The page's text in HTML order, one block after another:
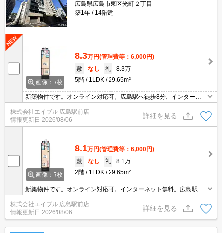
広島県広島市東区光町２丁目
築1年
14階建
画像：7枚
8.3万円(管理費等：6,000円)
敷
なし 礼
8.3万
5階
1LDK 29.65m²
新築物件です。オンライン対応可。広島駅へ徒歩8分。インターネ
場月550円。バイク置場月3,300円。内見可能。
株式会社エイブル 広島駅前店
情報更新日 2026/08/06
詳細を見る
画像：7枚
8.1万円(管理費等：6,000円)
敷
なし 礼
8.1万
2階
1LDK 29.65m²
新築物件です。オンライン対応可。インターネット無料。広島駅へ
場月550円。バイク置場月3,300円。内見可能。
株式会社エイブル 広島駅前店
情報更新日 2026/08/06
詳細を見る